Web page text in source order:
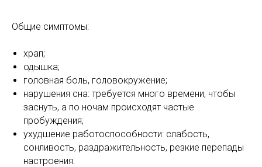
Общие симптомы:
храп;
одышка;
головная боль, головокружение;
нарушения сна: требуется много времени, чтобы
заснуть, а по ночам происходят частые
пробуждения;
ухудшение работоспособности: слабость,
сонливость, раздражительность, резкие перепады
настроения.